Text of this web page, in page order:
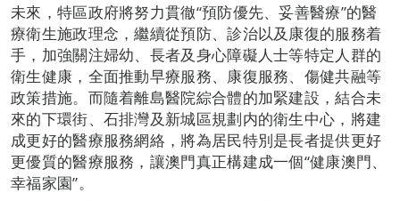
未來，特區政府將努力貫徹“預防優先、妥善醫療”的醫
療衛生施政理念，繼續從預防、診治以及康復的服務着
手，加強關注婦幼、長者及身心障礙人士等特定人群的
衛生健康，全面推動早療服務、康復服務、傷健共融等
政策措施。而隨着離島醫院綜合體的加緊建設，結合未
來的下環街、石排灣及新城區規劃内的衛生中心，將建
成更好的醫療服務網絡，將為居民特別是長者提供更好
更優質的醫療服務，讓澳門真正構建成一個“健康澳門、
幸福家園”。